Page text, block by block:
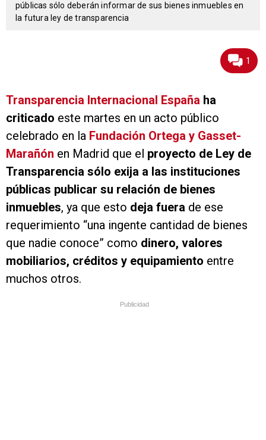
públicas sólo deberán informar de sus bienes inmuebles en
la futura ley de transparencia
1
Transparencia Internacional España ha
criticado este martes en un acto público
celebrado en la Fundación Ortega y Gasset-
Marañón en Madrid que el proyecto de Ley de
Transparencia sólo exija a las instituciones
públicas publicar su relación de bienes
inmuebles, ya que esto deja fuera de ese
requerimiento “una ingente cantidad de bienes
que nadie conoce” como dinero, valores
mobiliarios, créditos y equipamiento entre
muchos otros.
Publicidad